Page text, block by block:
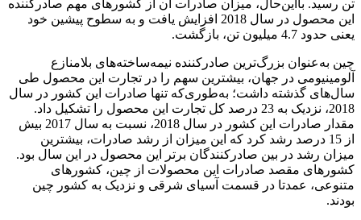
تن رسید. بااین‌حال، میزان صادرات آن از کشورهای مهم صادرکننده
این محصول در سال 2018 افزایش یافت و به سطوح پیشین خود
یعنی حدود 4.7 میلیون تن، بازگشت.
چین به‌عنوان بزرگ‌ترین صادرکننده نیمه‌ساخته‌های بلامنازع
آلومینیومی در جهان، بیشترین سهم را در تجارت این محصول طی
سال‌های گذشته داشت؛ به‌طوری‌که تنها صادرات این کشور در سال
2018، نزدیک به 23 درصد کل تجارت این محصول را تشکیل داد.
مقدار صادرات این کشور در سال 2018، نسبت به سال 2017 بیش
از 15 درصد رشد کرد که این میزان از رشد صادرات، بیشترین
میزان رشد در بین صادرکنندگان برتر این محصول در این سال بود.
کشورهای مقصد صادرات این محصولات از چین، کشورهای
متنوعی، عمدتا در قسمت آسیای شرقی و نزدیک به کشور چین
بودند.